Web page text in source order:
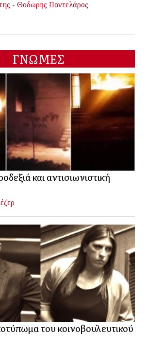
- Θοδωρής Παντελάρος
ΓΝΩΜΕΣ
και αντισιωνιστική
του κοινοβουλευτικού